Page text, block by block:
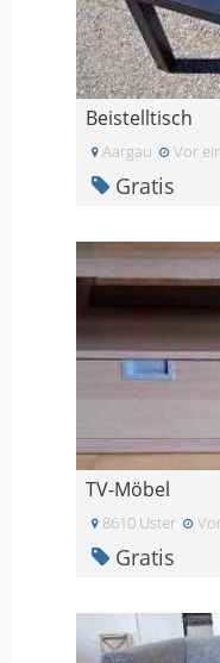
Beistelltisch
Aargau Vor
Gratis
TV-Möbel
8610 Uster
Gratis